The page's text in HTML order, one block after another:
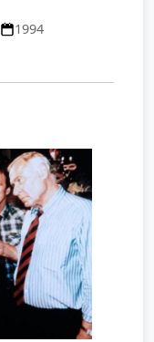
1994